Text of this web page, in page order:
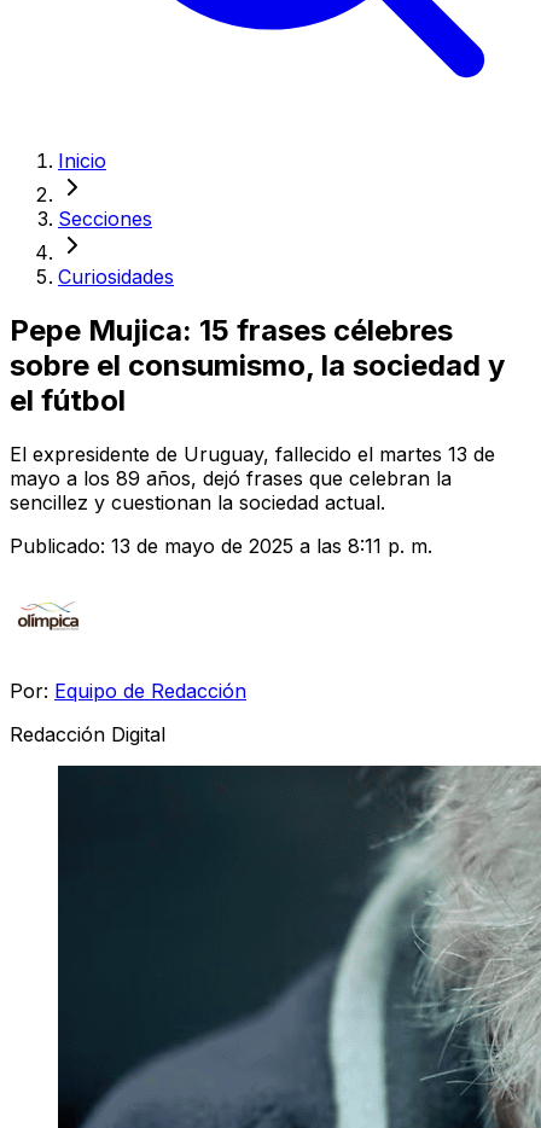
Inicio
Secciones
Curiosidades
Pepe Mujica: 15 frases célebres
sobre el consumismo, la sociedad y
el fútbol
El expresidente de Uruguay, fallecido el martes 13 de
mayo a los 89 años, dejó frases que celebran la
sencillez y cuestionan la sociedad actual.
Publicado: 13 de mayo de 2025 a las 8:11 p. m.
Por: Equipo de Redacción
Redacción Digital